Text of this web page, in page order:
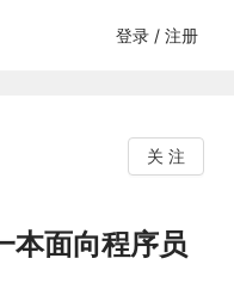
登录 / 注册
关 注
本面向程序员